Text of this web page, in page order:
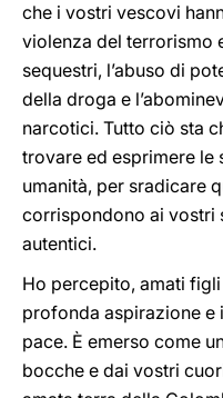
che i vostri vescovi
violenza del terrorismo
sequestri, l’abuso di
della droga e
narcotici. Tutto ciò sta
trovare ed esprimere le
umanità, per sradicare
corrispondono ai vostri
autentici.
Ho percepito, amati
profonda aspirazione e
pace. È emerso come
bocche e dai vostri